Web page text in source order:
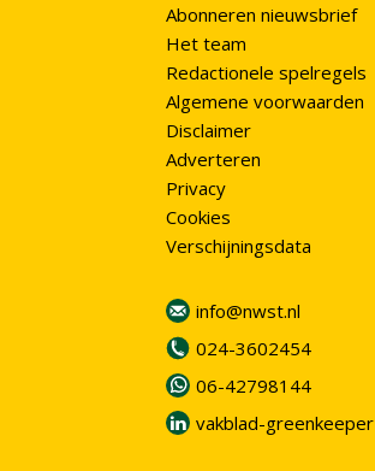
Abonneren nieuwsbrief
Het team
Redactionele spelregels
Algemene voorwaarden
Disclaimer
Adverteren
Privacy
Cookies
Verschijningsdata
info@nwst.nl
024-3602454
06-42798144
vakblad-greenkeeper